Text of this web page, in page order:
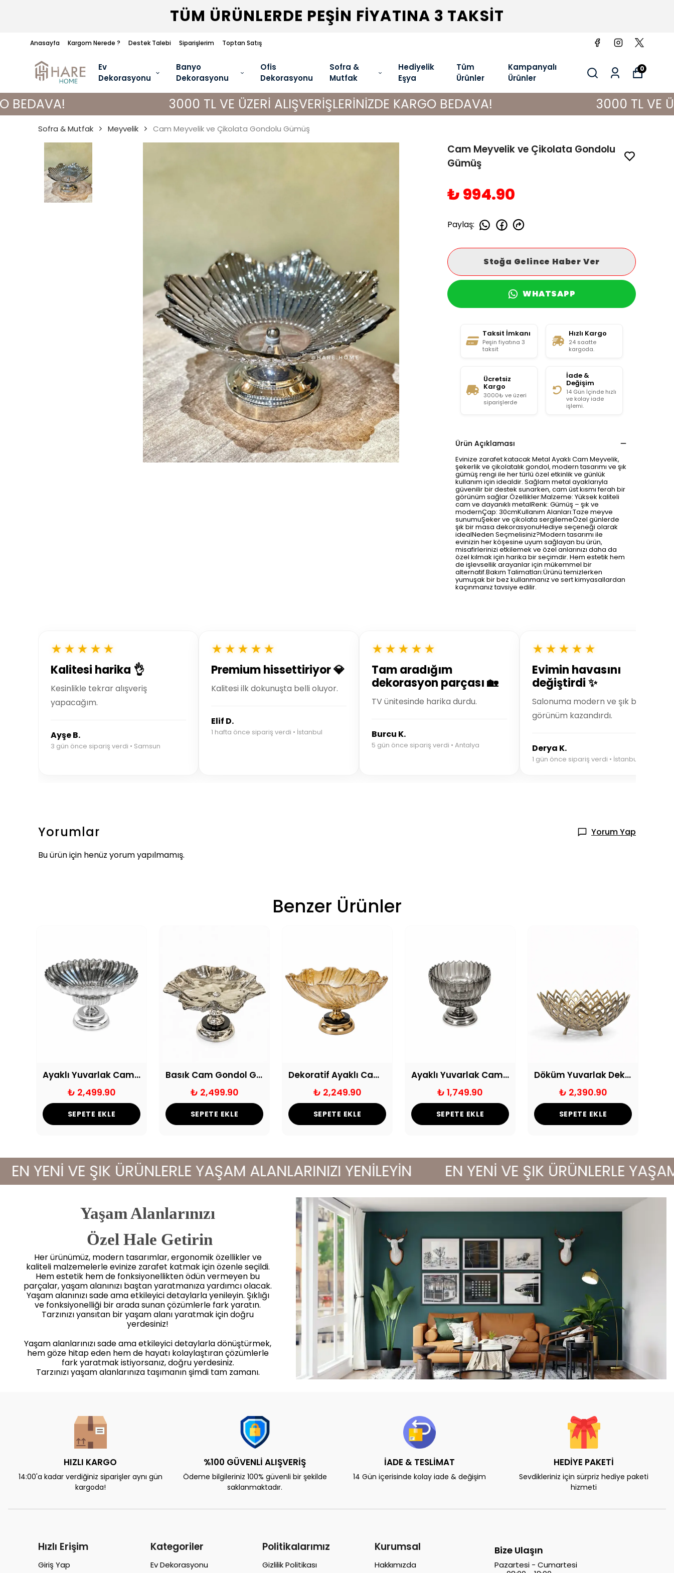
Anasayfa Kargom Nerede ? Destek Talebi Siparişlerim Toptan Satış
TÜM ÜRÜNLERDE PEŞİN FİYATINA 3 TAKSİT
Ev
Dekorasyonu
Banyo
Dekorasyonu
Ofis
Dekorasyonu
Sofra &
Mutfak
Hediyelik
Eşya
Tüm
Ürünler
Kampanyalı
Ürünler
0
3000 TL VE ÜZERİ ALIŞVERİŞLERİNİZDE KARGO BEDAVA! 3000 TL VE ÜZERİ
Sofra & Mutfak Meyvelik Cam Meyvelik ve Çikolata Gondolu Gümüş
Cam Meyvelik ve Çikolata Gondolu
Gümüş
₺ 994.90
Paylaş:
Stoğa Gelince Haber Ver
WHATSAPP
Taksit İmkanı
Peşin fiyatına 3
taksit
Hızlı Kargo
24 saatte
kargoda.
Ücretsiz
Kargo
3000₺ ve üzeri
siparişlerde
İade &
Değişim
14 Gün İçinde hızlı
ve kolay iade
işlemi.
Ürün Açıklaması
Evinize zarafet katacak Metal Ayaklı Cam Meyvelik,
şekerlik ve çikolatalık gondol, modern tasarımı ve şık
gümüş rengi ile her türlü özel etkinlik ve günlük
kullanım için idealdir. Sağlam metal ayaklarıyla
güvenilir bir destek sunarken, cam üst kısmı ferah bir
görünüm sağlar.Özellikler:Malzeme: Yüksek kaliteli
cam ve dayanıklı metalRenk: Gümüş – şık ve
modernÇap: 30cmKullanım Alanları:Taze meyve
sunumuŞeker ve çikolata sergilemeÖzel günlerde
şık bir masa dekorasyonuHediye seçeneği olarak
idealNeden Seçmelisiniz?Modern tasarımı ile
evinizin her köşesine uyum sağlayan bu ürün,
misafirlerinizi etkilemek ve özel anlarınızı daha da
özel kılmak için harika bir seçimdir. Hem estetik hem
de işlevsellik arayanlar için mükemmel bir
alternatif.Bakım Talimatları:Ürünü temizlerken
yumuşak bir bez kullanmanız ve sert kimyasallardan
kaçınmanız tavsiye edilir.
★★★★★
Kalitesi harika 👌
Kesinlikle tekrar alışveriş
yapacağım.
Ayşe B.
3 gün önce sipariş verdi • Samsun
★★★★★
Premium hissettiriyor 💎
Kalitesi ilk dokunuşta belli oluyor.
Elif D.
1 hafta önce sipariş verdi • İstanbul
★★★★★
Tam aradığım
dekorasyon parçası 🏡
TV ünitesinde harika durdu.
Burcu K.
5 gün önce sipariş verdi • Antalya
★★★★★
Evimin havasını
değiştirdi ✨
Salonuma modern ve şık bir
görünüm kazandırdı.
Derya K.
1 gün önce sipariş verdi • İstanbul
Yorumlar
Yorum Yap
Bu ürün için henüz yorum yapılmamış.
Benzer Ürünler
Ayaklı Yuvarlak Cam Meyvelik
₺ 2,499.90
SEPETE EKLE
Basık Cam Gondol Gümüş
₺ 2,499.90
SEPETE EKLE
Dekoratif Ayaklı Cam Kayık Gondol
₺ 2,249.90
SEPETE EKLE
Ayaklı Yuvarlak Cam Kase
₺ 1,749.90
SEPETE EKLE
Döküm Yuvarlak Dekoratif Meyvelik Eskitme
₺ 2,390.90
SEPETE EKLE
VE ŞIK ÜRÜNLERLE YAŞAM ALANLARINIZI YENİLEYİN EN YENİ VE ŞIK ÜRÜNLERLE YAŞAM
Yaşam Alanlarınızı
Özel Hale Getirin
Her ürünümüz, modern tasarımlar, ergonomik özellikler ve
kaliteli malzemelerle evinize zarafet katmak için özenle seçildi.
Hem estetik hem de fonksiyonellikten ödün vermeyen bu
parçalar, yaşam alanınızı baştan yaratmanıza yardımcı olacak.
Yaşam alanınızı sade ama etkileyici detaylarla yenileyin. Şıklığı
ve fonksiyonelliği bir arada sunan çözümlerle fark yaratın.
Tarzınızı yansıtan bir yaşam alanı yaratmak için doğru
yerdesiniz!
Yaşam alanlarınızı sade ama etkileyici detaylarla dönüştürmek,
hem göze hitap eden hem de hayatı kolaylaştıran çözümlerle
fark yaratmak istiyorsanız, doğru yerdesiniz.
Tarzınızı yaşam alanlarınıza taşımanın şimdi tam zamanı.
HIZLI KARGO
14:00'a kadar verdiğiniz siparişler aynı gün
kargoda!
%100 GÜVENLİ ALIŞVERİŞ
Ödeme bilgileriniz 100% güvenli bir şekilde
saklanmaktadır.
İADE & TESLİMAT
14 Gün içerisinde kolay iade & değişim
HEDİYE PAKETİ
Sevdikleriniz için sürpriz hediye paketi
hizmeti
Hızlı Erişim
Giriş Yap
Kategoriler
Ev Dekorasyonu
Politikalarımız
Gizlilik Politikası
Kurumsal
Hakkımızda
Bize Ulaşın
Pazartesi - Cumartesi